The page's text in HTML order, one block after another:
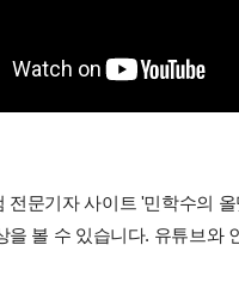
전문기자 사이트 '민학수의
을 볼 수 있습니다. 유튜브와